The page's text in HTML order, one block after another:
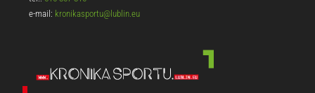
e-mail: kronikasportu@lublin.eu